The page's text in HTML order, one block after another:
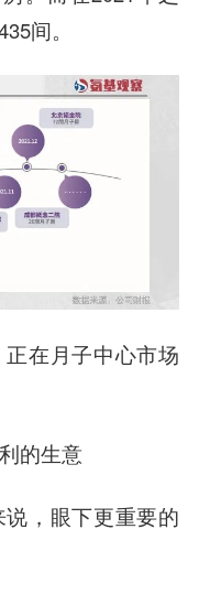
间。
在月子中心市场
的生意
，眼下更重要的